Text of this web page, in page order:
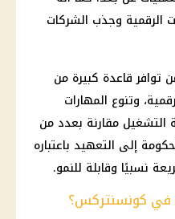
الرقمية وجذب الشركات
قاعدة كبيرة من
وتنوع المهارات
التشغيل مقارنة بعدد من
إلى التعهيد باعتباره
نسبيًا وقابلة للنمو.
في كونسنتركس؟